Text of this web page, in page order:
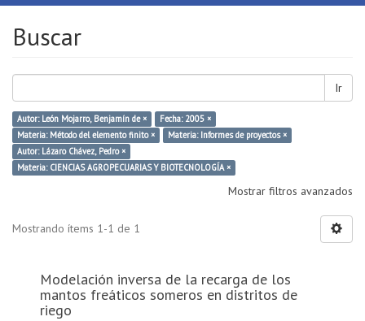
Buscar
Ir
Autor: León Mojarro, Benjamín de ×
Fecha: 2005 ×
Materia: Método del elemento finito ×
Materia: Informes de proyectos ×
Autor: Lázaro Chávez, Pedro ×
Materia: CIENCIAS AGROPECUARIAS Y BIOTECNOLOGÍA ×
Mostrar filtros avanzados
Mostrando ítems 1-1 de 1
Modelación inversa de la recarga de los
mantos freáticos someros en distritos de
riego